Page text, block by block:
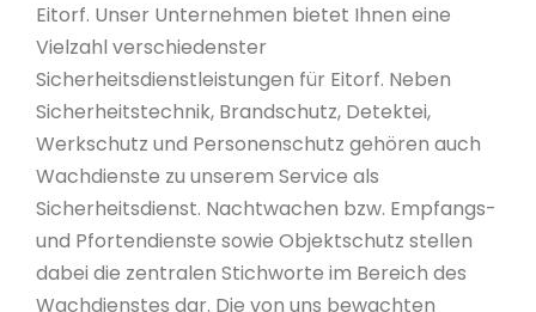
Eitorf. Unser Unternehmen bietet Ihnen eine
Vielzahl verschiedenster
Sicherheitsdienstleistungen für Eitorf. Neben
Sicherheitstechnik, Brandschutz, Detektei,
Werkschutz und Personenschutz gehören auch
Wachdienste zu unserem Service als
Sicherheitsdienst. Nachtwachen bzw. Empfangs-
und Pfortendienste sowie Objektschutz stellen
dabei die zentralen Stichworte im Bereich des
Wachdienstes dar. Die von uns bewachten